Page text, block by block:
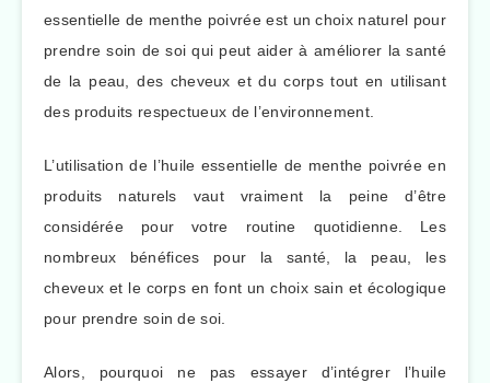
essentielle de menthe poivrée est un choix naturel pour
prendre soin de soi qui peut aider à améliorer la santé
de la peau, des cheveux et du corps tout en utilisant
des produits respectueux de l’environnement.
L’utilisation de l’huile essentielle de menthe poivrée en
produits naturels vaut vraiment la peine d’être
considérée pour votre routine quotidienne. Les
nombreux bénéfices pour la santé, la peau, les
cheveux et le corps en font un choix sain et écologique
pour prendre soin de soi.
Alors, pourquoi ne pas essayer d’intégrer l’huile